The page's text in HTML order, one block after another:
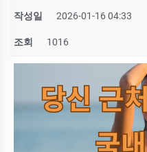
작성일 2026-01-16 04:33
조회 1016